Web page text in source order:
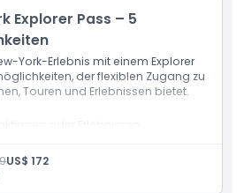
Explorer Pass – 5
York-Erlebnis mit einem Explorer
der flexiblen Zugang zu
Touren und Erlebnissen bietet.
oder Erlebnissen
in New York
für eine einfache Planung
bei ausgewählten
US$ 172